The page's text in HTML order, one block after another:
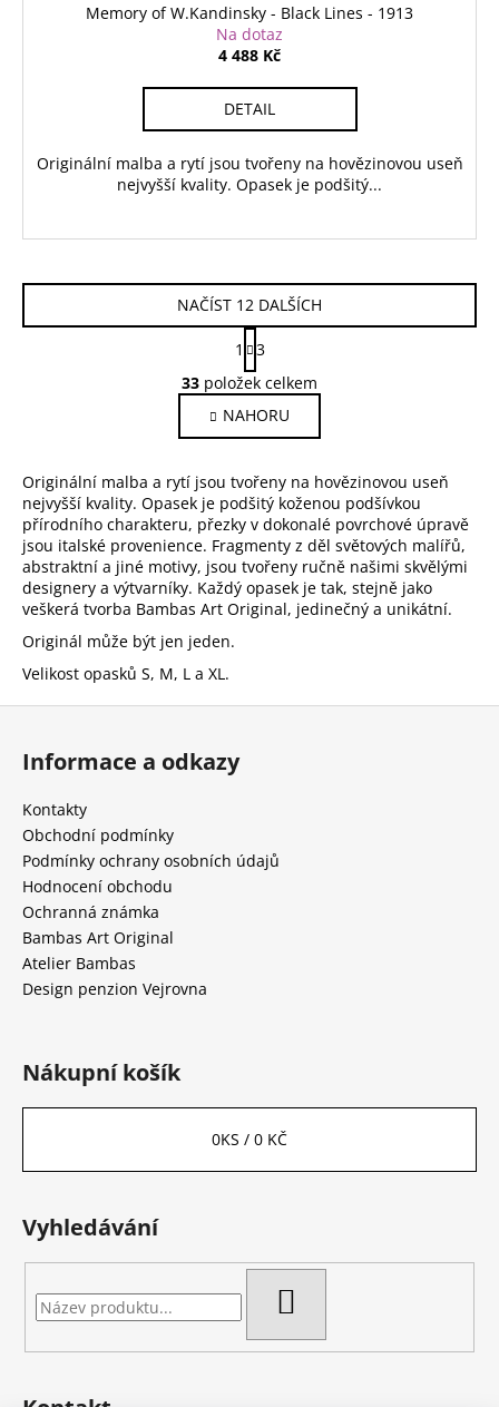
Memory of W.Kandinsky - Black Lines - 1913
Na dotaz
4 488 Kč
DETAIL
Originální malba a rytí jsou tvořeny na hovězinovou useň
nejvyšší kvality. Opasek je podšitý...
O
v
l
á
d
a
c
í
p
r
v
ý
NAČÍST 12 DALŠÍCH
S
t
r
á
n
k
v
á
n
í
1
3
33 položek celkem
NAHORU
Originální malba a rytí jsou tvořeny na hovězinovou useň
nejvyšší kvality. Opasek je podšitý koženou podšívkou
přírodního charakteru, přezky v dokonalé povrchové úpravě
jsou italské provenience. Fragmenty z děl světových malířů,
abstraktní a jiné motivy, jsou tvořeny ručně našimi skvělými
designery a výtvarníky. Každý opasek je tak, stejně jako
veškerá tvorba Bambas Art Original, jedinečný a unikátní.
Originál může být jen jeden.
Velikost opasků S, M, L a XL.
Z
Informace a odkazy
Kontakty
Obchodní podmínky
Podmínky ochrany osobních údajů
Hodnocení obchodu
Ochranná známka
Bambas Art Original
Atelier Bambas
Design penzion Vejrovna
Nákupní košík
0KS / 0 KČ
Vyhledávání